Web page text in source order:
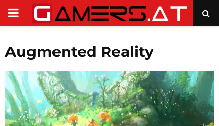
PRIMARY
Augmented Reality